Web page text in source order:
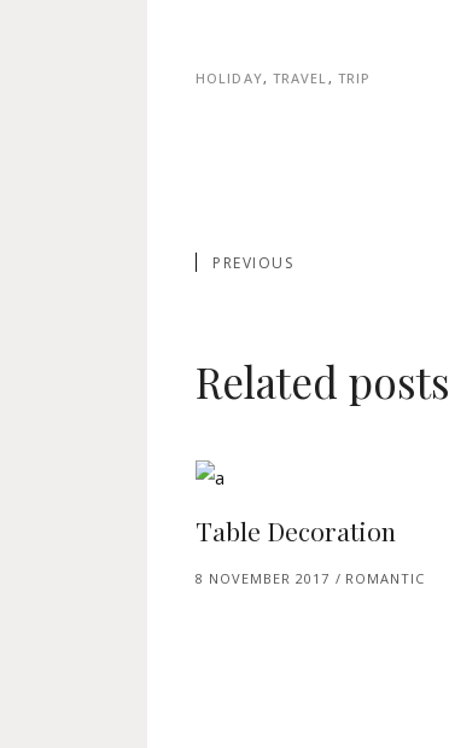
HOLIDAY, TRAVEL , TRIP
PREVIOUS
Related posts
Table Decoration
8 NOVEMBER 2017 ROMANTIC